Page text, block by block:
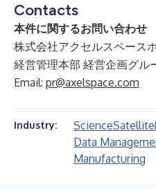
Contacts
本件に関するお問い合わせ
株式会社アクセルスペース
経営管理本部 経営企画グル
Email: pr@axelspace.com
Industry: ScienceSatellite
Data
Manufacturing